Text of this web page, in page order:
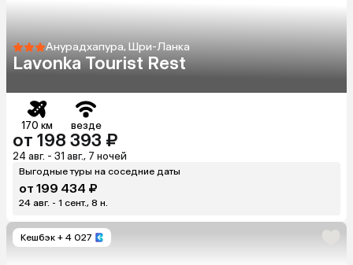
Анурадхапура, Шри-Ланка
Lavonka Tourist Rest
170 км везде
от 198 393 ₽
24 авг. - 31 авг., 7 ночей
Выгодные туры на соседние даты
от 199 434 ₽
24 авг. - 1 сент., 8 н.
Кешбэк + 4 027